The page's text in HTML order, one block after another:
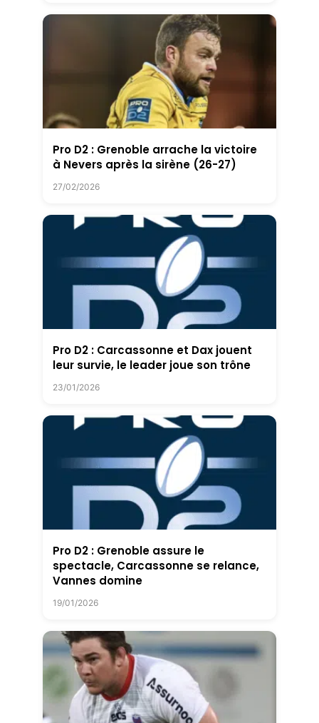
Pro D2 : Grenoble arrache la victoire
à Nevers après la sirène (26-27)
27/02/2026
Pro D2 : Carcassonne et Dax jouent
leur survie, le leader joue son trône
23/01/2026
Pro D2 : Grenoble assure le
spectacle, Carcassonne se relance,
Vannes domine
19/01/2026